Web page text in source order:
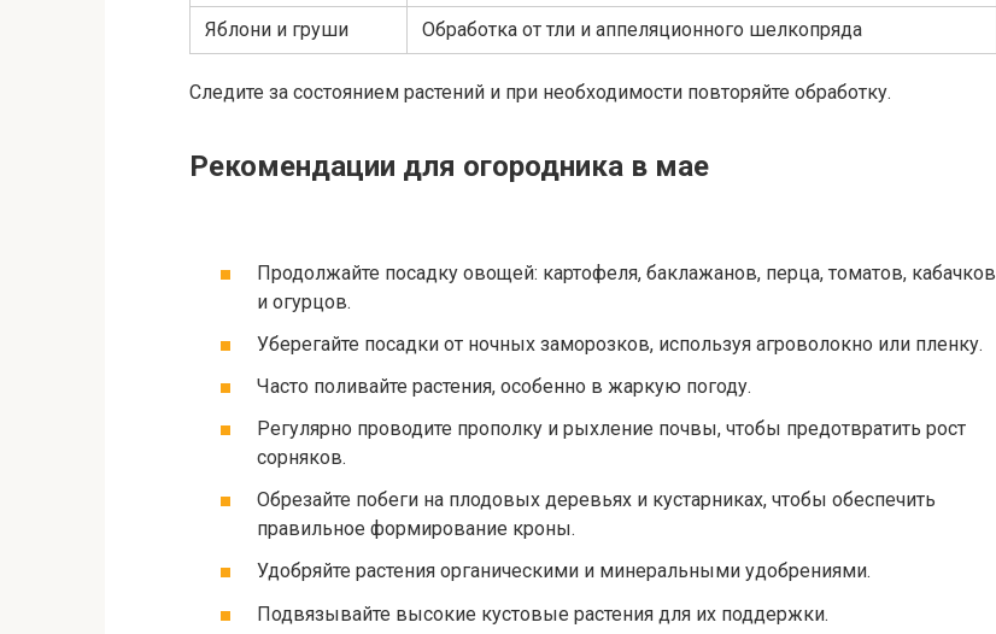
Яблони и груши Обработка от тли и аппеляционного шелкопряда
Следите за состоянием растений и при необходимости повторяйте обработку.
Рекомендации для огородника в мае
Продолжайте посадку овощей: картофеля, баклажанов, перца, томатов, кабачков
и огурцов.
Уберегайте посадки от ночных заморозков, используя агроволокно или пленку.
Часто поливайте растения, особенно в жаркую погоду.
Регулярно проводите прополку и рыхление почвы, чтобы предотвратить рост
сорняков.
Обрезайте побеги на плодовых деревьях и кустарниках, чтобы обеспечить
правильное формирование кроны.
Удобряйте растения органическими и минеральными удобрениями.
Подвязывайте высокие кустовые растения для их поддержки.